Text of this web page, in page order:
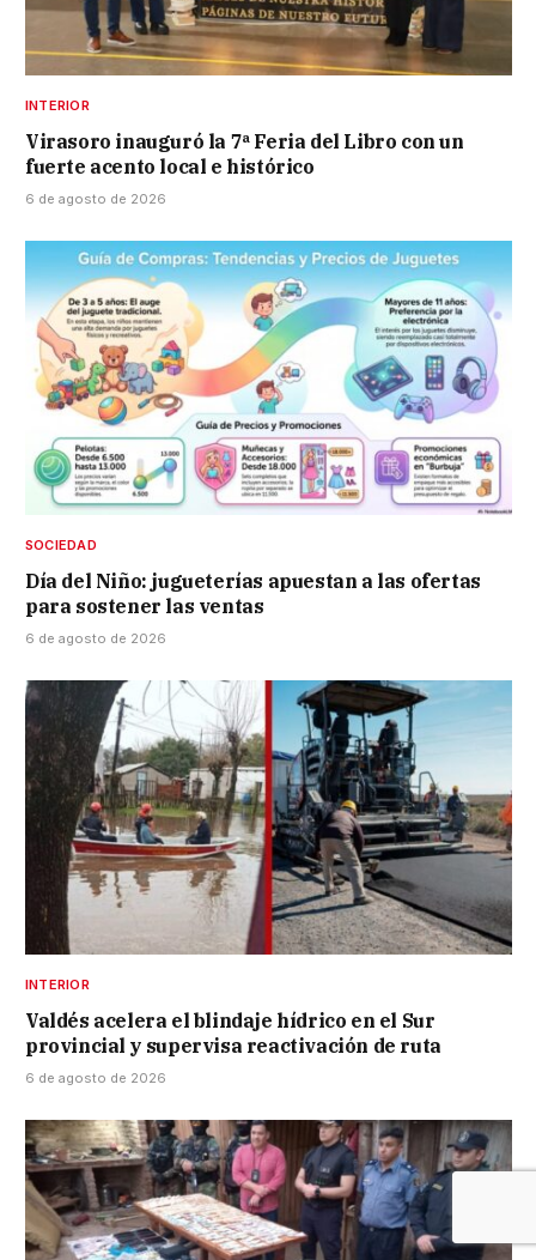
INTERIOR
Virasoro inauguró la 7ª Feria del Libro con un
fuerte acento local e histórico
6 de agosto de 2026
SOCIEDAD
Día del Niño: jugueterías apuestan a las ofertas
para sostener las ventas
6 de agosto de 2026
INTERIOR
Valdés acelera el blindaje hídrico en el Sur
provincial y supervisa reactivación de ruta
6 de agosto de 2026